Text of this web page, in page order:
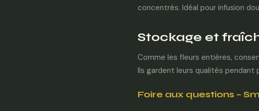
concentrés. Idéal pour infusion
Stockage et
Comme les fleurs entières,
Ils gardent leurs qualités pendant
Foire aux questions –